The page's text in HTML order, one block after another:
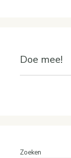
Doe mee!
Zoeken